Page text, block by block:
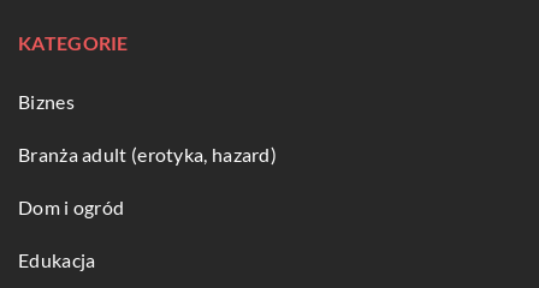
KATEGORIE
Biznes
Branża adult (erotyka, hazard)
Dom i ogród
Edukacja